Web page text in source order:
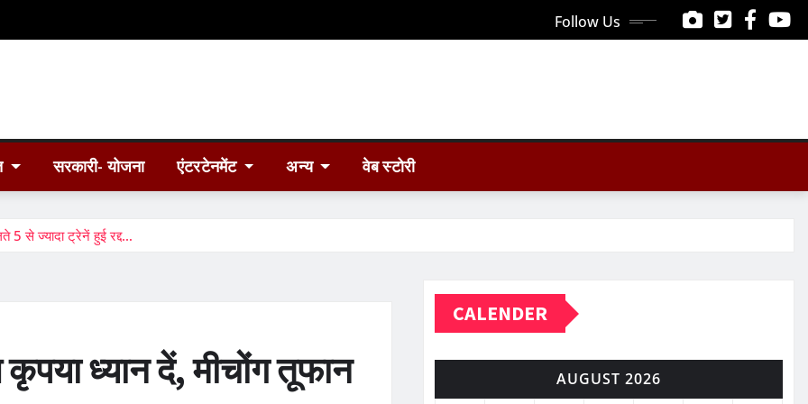
Follow Us
सरकारी- योजना एंटरटेनमेंट अन्य वेब स्टोरी
5 से ज्यादा ट्रेनें हुई रद्द…
ध्यान दें, मीचोंग तूफान
CALENDER
AUGUST 2026